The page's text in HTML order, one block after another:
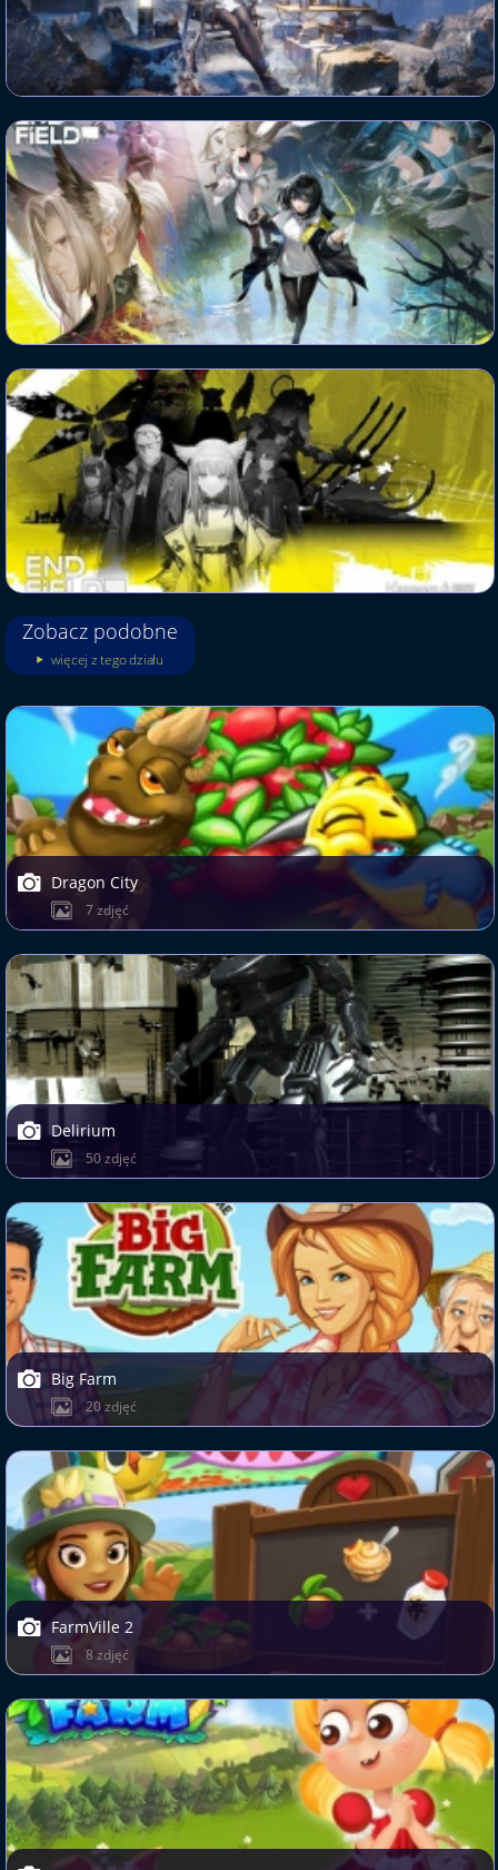
Zobacz podobne
więcej z tego działu
Dragon City
7 zdjęć
Delirium
50 zdjęć
Big Farm
20 zdjęć
FarmVille 2
8 zdjęć